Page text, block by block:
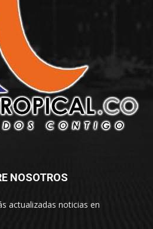
NOSOTROS
actualizadas noticias en